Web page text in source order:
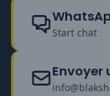
Start chat
Envoyer